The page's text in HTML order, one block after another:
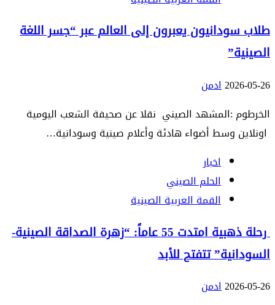
طلاب سودانيون يعبرون إلى العالم عبر “جسر اللغة
الصينية”
2026-05-26ادمن
الخرطوم :المشهد الصيني نقلا عن صحيفة الشعب اليومية
اونلاين وسط أضواء هادئة وأعلام صينية وسودانية…
اخبار
الحلم الصيني
القمة العربية الصينية
رحلة ذهبية امتدت 55 عاماً: “زهرة الصداقة الصينية-
السودانية” تتفتح للأبد
2026-05-26ادمن